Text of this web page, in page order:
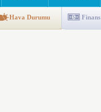
Ortaya Çıkabilir, Mirasçıları
Hava Durumu Finans